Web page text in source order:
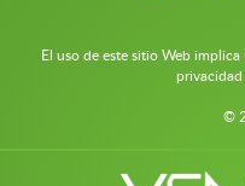
El uso de este sitio Web
©